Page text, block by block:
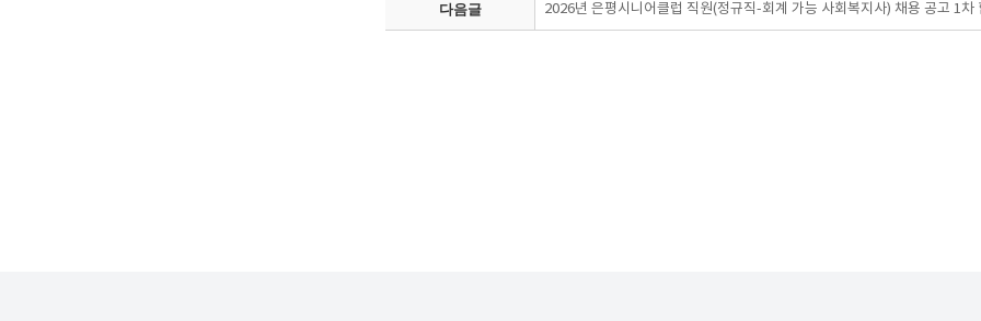
다음글 2026년 은평시니어클럽 직원(정규직-회계 가능 사회복지사) 채용 공고 1차